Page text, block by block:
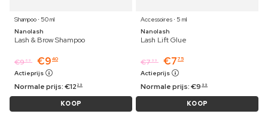
Shampoo ⋅ 50 ml
Nanolash
Lash & Brow Shampoo
€9 69 €9 40
Actieprijs
Normale prijs:€12 29
KOOP
Accessoires ⋅ 5 ml
Nanolash
Lash Lift Glue
€7 99 €7 75
Actieprijs
Normale prijs:€9 99
KOOP